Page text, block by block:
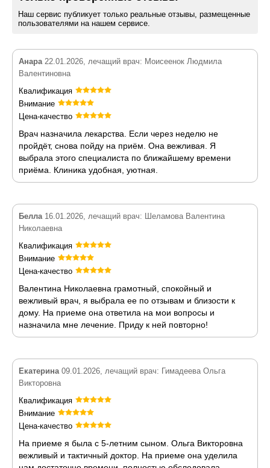
Наш сервис публикует только реальные отзывы, размещенные
пользователями на нашем сервисе.
Анара22.01.2026, лечащий врач: Моисеенок Людмила
Валентиновна
Квалификация
Внимание
Цена-качество
Врач назначила лекарства. Если через неделю не
пройдёт, снова пойду на приём. Она вежливая. Я
выбрала этого специалиста по ближайшему времени
приёма. Клиника удобная, уютная.
Белла16.01.2026, лечащий врач: Шеламова Валентина
Николаевна
Квалификация
Внимание
Цена-качество
Валентина Николаевна грамотный, спокойный и
вежливый врач, я выбрала ее по отзывам и близости к
дому. На приеме она ответила на мои вопросы и
назначила мне лечение. Приду к ней повторно!
Екатерина09.01.2026, лечащий врач: Гимадеева Ольга
Викторовна
Квалификация
Внимание
Цена-качество
На приеме я была с 5-летним сыном. Ольга Викторовна
вежливый и тактичный доктор. На приеме она уделила